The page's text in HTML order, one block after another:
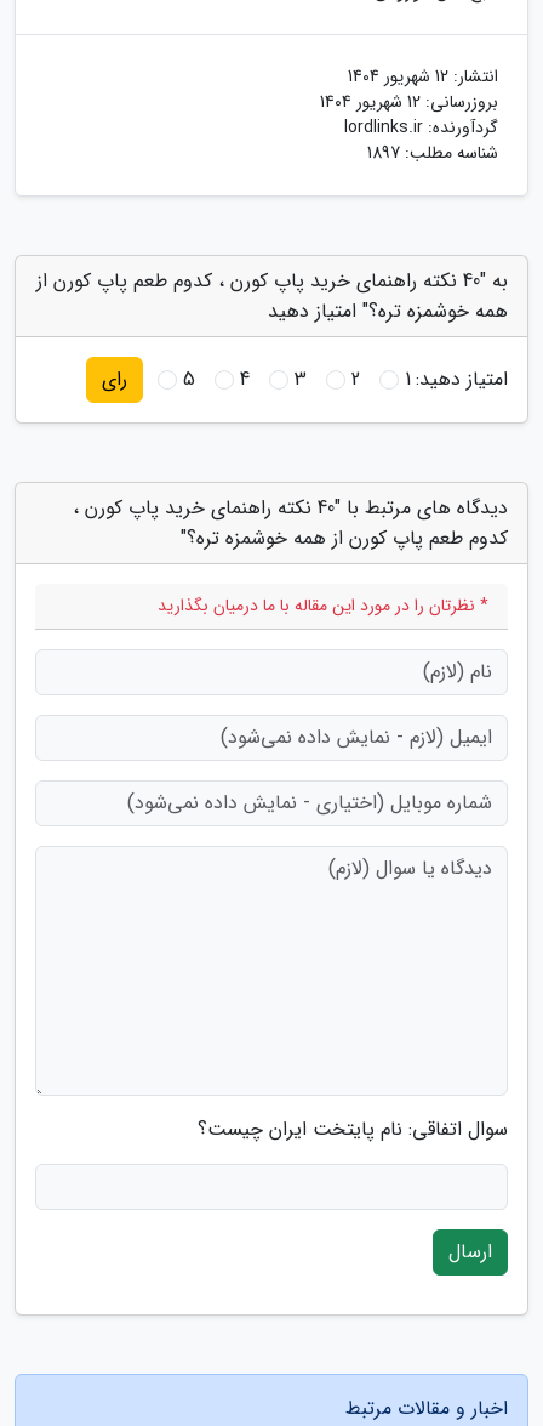
انتشار: 12 شهریور 1404
بروزرسانی: 12 شهریور 1404
گردآورنده: lordlinks.ir
شناسه مطلب: 1897
به "40 نکته راهنمای خرید پاپ کورن ، کدوم طعم پاپ کورن از
همه خوشمزه تره؟" امتیاز دهید
امتیاز دهید:1
2
3
4
5 رای
دیدگاه های مرتبط با "40 نکته راهنمای خرید پاپ کورن ،
کدوم طعم پاپ کورن از همه خوشمزه تره؟"
* نظرتان را در مورد این مقاله با ما درمیان بگذارید
سوال اتفاقی: نام پایتخت ایران چیست؟
ارسال
اخبار و مقالات مرتبط